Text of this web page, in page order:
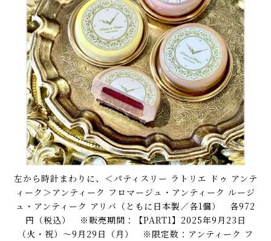
左から時計まわりに、＜パティスリー ラトリエ ドゥ アンテ
ィーク＞アンティーク フロマージュ・アンティーク ルージ
ュ・アンティーク アリバ（ともに日本製／各1個） 各972
円（税込） ※販売期間：【PART1】2025年9月23日
（火・祝）〜9月29日（月） ※限定数：アンティーク フ